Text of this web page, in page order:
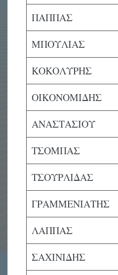
ΠΑΠΠΑΣ
ΜΠΟΥΛΙΑΣ
ΚΟΚΟΛΥΡΗΣ
ΟΙΚΟΝΟΜΙΔΗΣ
ΑΝΑΣΤΑΣΙΟΥ
ΤΣΟΜΠΑΣ
ΤΣΟΥΡΛΙΔΑΣ
ΓΡΑΜΜΕΝΙΑΤΗΣ
ΛΑΠΠΑΣ
ΣΑΧΙΝΙΔΗΣ